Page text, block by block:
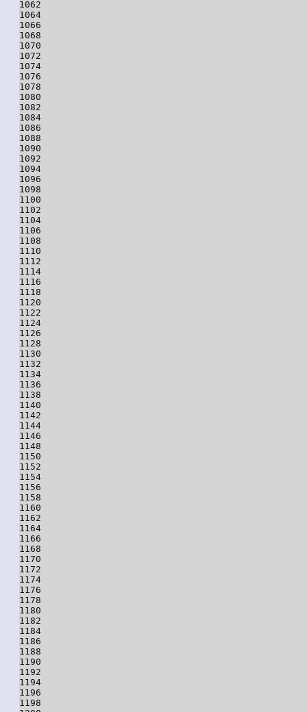
1062
1064
1066
1068
1070
1072
1074
1076
1078
1080
1082
1084
1086
1088
1090
1092
1094
1096
1098
1100
1102
1104
1106
1108
1110
1112
1114
1116
1118
1120
1122
1124
1126
1128
1130
1132
1134
1136
1138
1140
1142
1144
1146
1148
1150
1152
1154
1156
1158
1160
1162
1164
1166
1168
1170
1172
1174
1176
1178
1180
1182
1184
1186
1188
1190
1192
1194
1196
1198